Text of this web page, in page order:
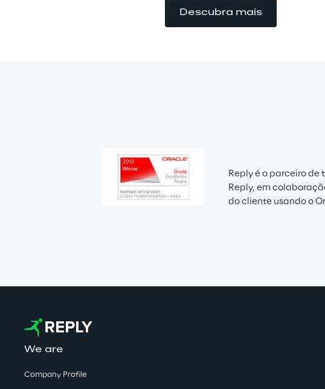
Descubra mais
Reply é o parceiro de
Reply, em
do cliente usando o
We are
Company Profile